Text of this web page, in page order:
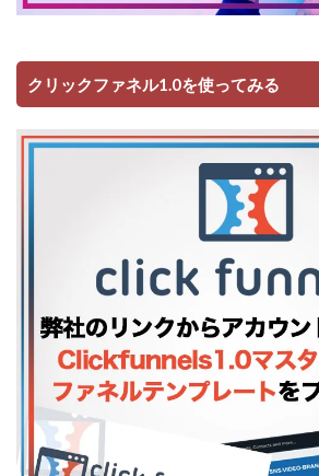
クリックファネル1.0を使ってみる